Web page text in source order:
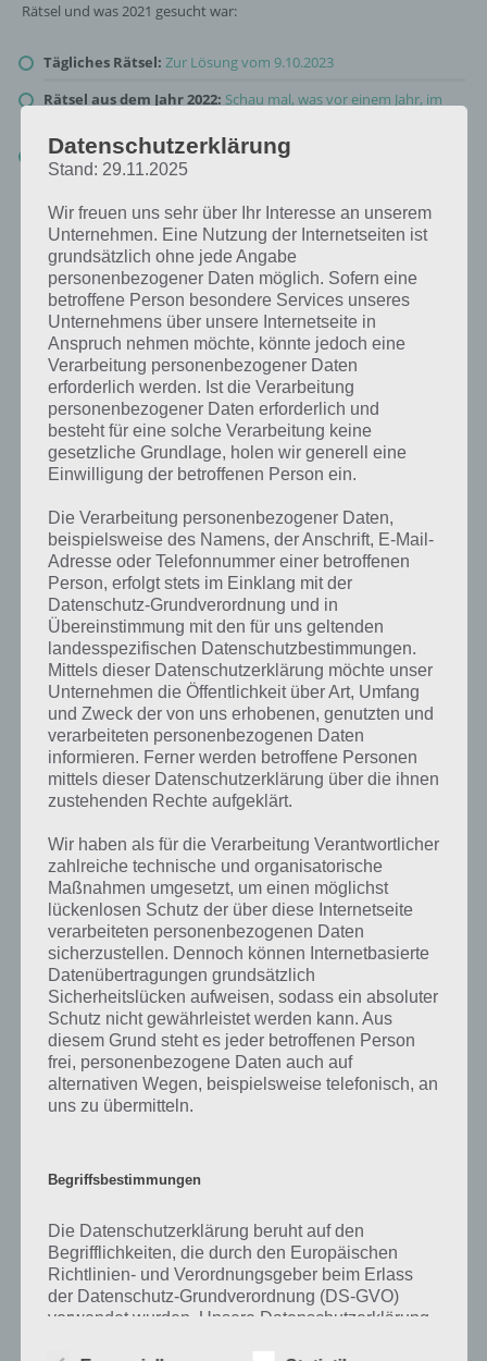
Rätsel und was 2021 gesucht war:
Tägliches Rätsel: Zur Lösung vom 9.10.2023
Rätsel aus dem Jahr 2022: Schau mal, was vor einem Jahr, im
Zur Übersicht:4 Bilder 1 Wort Lösungen zu Hier spukts im
Oktober 2023!
Kurze Begriffserklärung zur Lösung Hand
Hand ist die Lösung für das tägliche Bonus Rätsel am 9.10.2023 in 4
gibt es dazu zu wissen? Passt das Wort auch zu Hier spukts? Zu
bestimmten Lösungen präsentieren wir daher auch immer eine
kurze Begriffserklärung!
Zu Hand haben wir zunächst keine weiteren Informationen parat!
Auf WhatsApp teilen Teilen auf Facebook
Tweet auf Twitter
Datenschutzerklärung
Stand: 29.11.2025
Wir freuen uns sehr über Ihr Interesse an unserem
Unternehmen. Eine Nutzung der Internetseiten ist
grundsätzlich ohne jede Angabe
personenbezogener Daten möglich. Sofern eine
betroffene Person besondere Services unseres
Unternehmens über unsere Internetseite in
Anspruch nehmen möchte, könnte jedoch eine
Verarbeitung personenbezogener Daten
erforderlich werden. Ist die Verarbeitung
personenbezogener Daten erforderlich und
besteht für eine solche Verarbeitung keine
gesetzliche Grundlage, holen wir generell eine
Einwilligung der betroffenen Person ein.
Die Verarbeitung personenbezogener Daten,
beispielsweise des Namens, der Anschrift, E-Mail-
Adresse oder Telefonnummer einer betroffenen
Person, erfolgt stets im Einklang mit der
Datenschutz-Grundverordnung und in
Übereinstimmung mit den für uns geltenden
landesspezifischen Datenschutzbestimmungen.
Mittels dieser Datenschutzerklärung möchte unser
Unternehmen die Öffentlichkeit über Art, Umfang
und Zweck der von uns erhobenen, genutzten und
verarbeiteten personenbezogenen Daten
informieren. Ferner werden betroffene Personen
mittels dieser Datenschutzerklärung über die ihnen
zustehenden Rechte aufgeklärt.
Wir haben als für die Verarbeitung Verantwortlicher
zahlreiche technische und organisatorische
Maßnahmen umgesetzt, um einen möglichst
lückenlosen Schutz der über diese Internetseite
verarbeiteten personenbezogenen Daten
sicherzustellen. Dennoch können Internetbasierte
Datenübertragungen grundsätzlich
Sicherheitslücken aufweisen, sodass ein absoluter
Schutz nicht gewährleistet werden kann. Aus
diesem Grund steht es jeder betroffenen Person
frei, personenbezogene Daten auch auf
alternativen Wegen, beispielsweise telefonisch, an
uns zu übermitteln.
Begriffsbestimmungen
Die Datenschutzerklärung beruht auf den
Begrifflichkeiten, die durch den Europäischen
Richtlinien- und Verordnungsgeber beim Erlass
der Datenschutz-Grundverordnung (DS-GVO)
verwendet wurden. Unsere Datenschutzerklärung